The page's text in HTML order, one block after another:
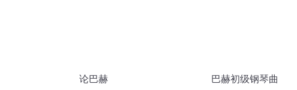
论巴赫 巴赫初级钢琴曲